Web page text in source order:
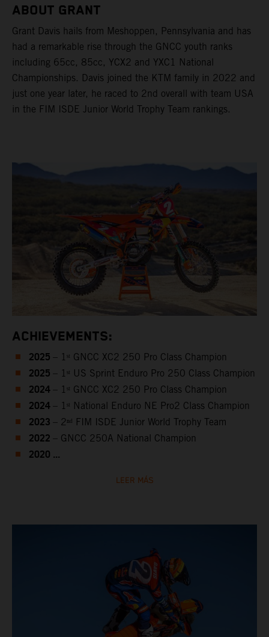
ABOUT GRANT
Grant Davis hails from Meshoppen, Pennsylvania and has
had a remarkable rise through the GNCC youth ranks
including 65cc, 85cc, YCX2 and YXC1 National
Championships. Davis joined the KTM family in 2022 and
just one year later, he raced to 2nd overall with team USA
in the FIM ISDE Junior World Trophy Team rankings.
ACHIEVEMENTS:
2025 – 1ˢᵗ GNCC XC2 250 Pro Class Champion
2025 – 1ˢᵗ US Sprint Enduro Pro 250 Class Champion
2024 – 1ˢᵗ GNCC XC2 250 Pro Class Champion
2024 – 1ˢᵗ National Enduro NE Pro2 Class Champion
2023 – 2ⁿᵈ FIM ISDE Junior World Trophy Team
2022 – GNCC 250A National Champion
2020 ...
LEER MÁS